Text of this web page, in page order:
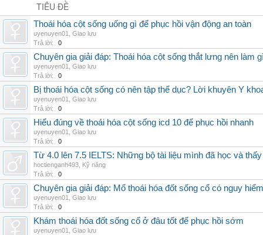
TIÊU ĐỀ
Thoái hóa cột sống uống gì để phục hồi vận động an toàn
uyenuyen01
Giao lưu
Trả lời:
0
Chuyên gia giải đáp: Thoái hóa cột sống thắt lưng nên làm
uyenuyen01
Giao lưu
Trả lời:
0
Bị thoái hóa cột sống có nên tập thể dục? Lời khuyên Y
uyenuyen01
Giao lưu
Trả lời:
0
Hiểu đúng về thoái hóa cột sống icd 10 để phục hồi nhanh
uyenuyen01
Giao lưu
Trả lời:
0
Từ 4.0 lên 7.5 IELTS: Những bộ tài liệu mình đã học và
hoctienganh493 Kỹ năng
Trả lời:
0
Chuyên gia giải đáp: Mổ thoái hóa đốt sống cổ có nguy
uyenuyen01
Giao lưu
Trả lời:
0
Khám thoái hóa đốt sống cổ ở đâu tốt để phục hồi sớm
uyenuyen01
Giao lưu